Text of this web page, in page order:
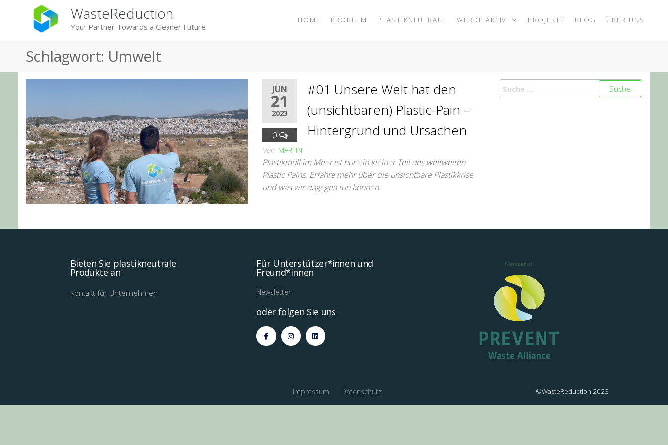
WasteReduction
Your Partner Towards a Cleaner Future
HOME PROBLEM PLASTIKNEUTRAL+ WERDE AKTIV PROJEKTE BLOG ÜBER UNS
Schlagwort: Umwelt
JUN
21
2023
0
#01 Unsere Welt hat den
(unsichtbaren) Plastic-Pain –
Hintergrund und Ursachen
Von MARTIN
Plastikmüll im Meer ist nur ein kleiner Teil des weltweiten
Plastic Pains. Erfahre mehr über die unsichtbare Plastikkrise
und was wir dagegen tun können.
Bieten Sie plastikneutrale
Produkte an
Kontakt für Unternehmen
Für Unterstützer*innen und
Freund*innen
Newsletter
oder folgen Sie uns
Impressum Datenschutz ©WasteReduction 2023